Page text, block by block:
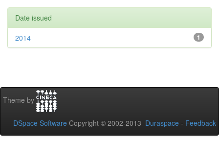
Date issued
1
2014
Theme by
DSpace Software Copyright © 2002-2013 Duraspace - Feedback